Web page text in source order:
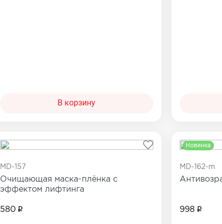
В корзину
MD-157
Очищающая маска-плёнка с
эффектом лифтинга
580
Новинка
MD-162-m
998